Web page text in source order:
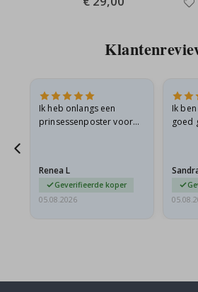
Price
Ik heb onlangs een
prinsessenposter voor
licht…
Renea L
Geverifieerde koper
05.08.2026
Ik
goed